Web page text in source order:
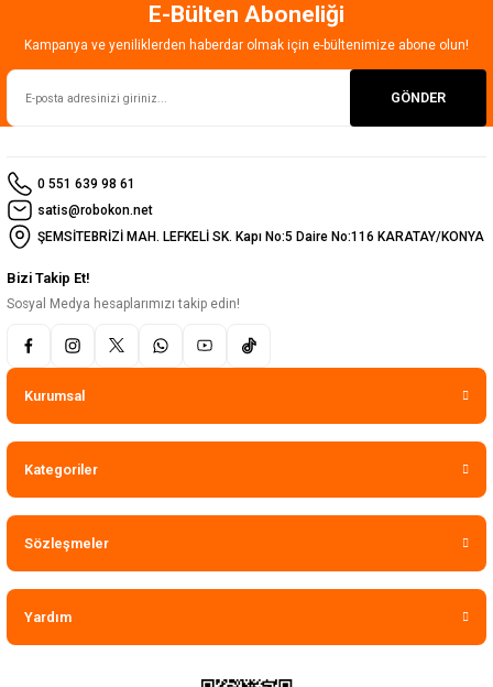
Gönder
E-Bülten Aboneliği
Kampanya ve yeniliklerden haberdar olmak için e-bültenimize abone olun!
GÖNDER
0 551 639 98 61
satis@robokon.net
ŞEMSİTEBRİZİ MAH. LEFKELİ SK. Kapı No:5 Daire No:116 KARATAY/KONYA
Bizi Takip Et!
Sosyal Medya hesaplarımızı takip edin!
Kurumsal
Kategoriler
Sözleşmeler
Yardım